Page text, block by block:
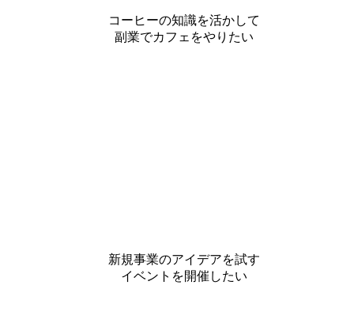
コーヒーの知識を活かして
副業でカフェをやりたい
新規事業のアイデアを試す
イベントを開催したい